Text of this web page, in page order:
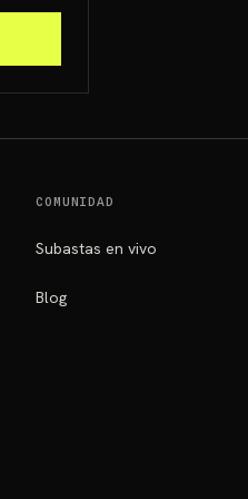
COMUNIDAD
Subastas en vivo
Blog